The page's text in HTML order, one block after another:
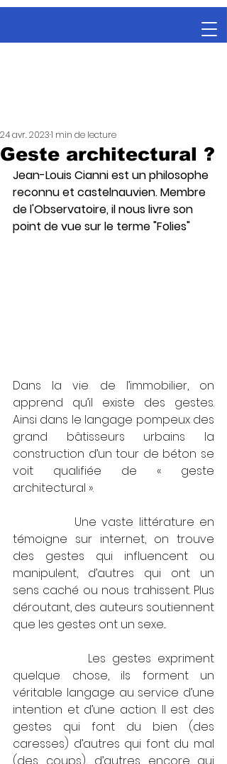
Geste architectural ?
24 avr. 20231 min de lecture
Jean-Louis Cianni est un philosophe
reconnu et castelnauvien. Membre
de l'Observatoire, il nous livre son
point de vue sur le terme "Folies"
Dans la vie de l’immobilier, on
apprend qu’il existe des gestes.
Ainsi dans le langage pompeux des
grand bâtisseurs urbains la
construction d’un tour de béton se
voit qualifiée de « geste
architectural ».
témoigne sur internet, on trouve
des gestes qui influencent ou
manipulent, d’autres qui ont un
sens caché ou nous trahissent. Plus
déroutant, des auteurs soutiennent
que les gestes ont un sexe...
quelque chose, ils forment un
véritable langage au service d’une
intention et d’une action. Il est des
gestes qui font du bien (des
caresses) d’autres qui font du mal